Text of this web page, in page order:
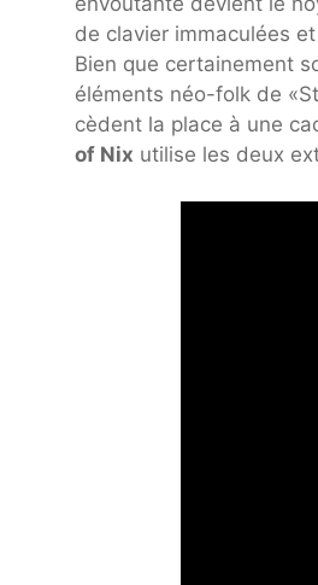
de clavier immaculées
Bien que certainement
éléments néo-folk de
cèdent la place à une
of Nix utilise les deux